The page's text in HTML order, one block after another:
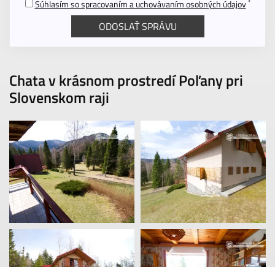
Chata v krásnom prostredí Poľany pri
Slovenskom raji
Súhlasím so spracovaním a uchovávaním osobných údajov